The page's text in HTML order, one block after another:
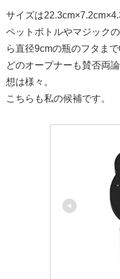
サイズは
ペットボトルやマジック
ら直径9cmの瓶のフタまで
どのオープナーも賛否両
想は様々。
こちらも私の候補です。